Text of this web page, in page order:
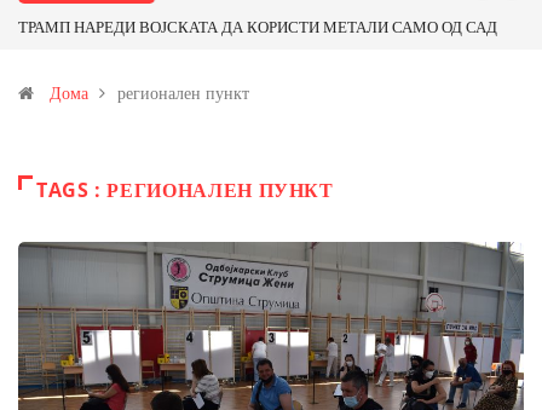
ТРАМП НАРЕДИ ВОЈСКАТА ДА КОРИСТИ МЕТАЛИ САМО ОД САД
Иловица и со антимонот?
Дома регионален пункт
TAGS : РЕГИОНАЛЕН ПУНКТ